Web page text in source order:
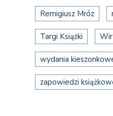
Remigiusz Mróz
Targi Książki
wydania
zapowiedzi